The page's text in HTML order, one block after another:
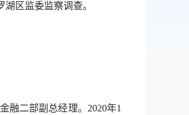
区监委监察调查。
二部副总经理。2020年1